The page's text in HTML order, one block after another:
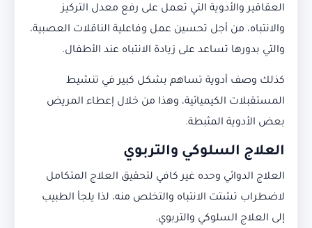
العقاقير والأدوية التي تعمل على رفع معدل التركيز
والانتباه، من أجل تحسين عمل وفاعلية الناقلات العصبية،
والتي بدورها تساعد على زيادة الانتباه عند الأطفال.
كذلك وصف أدوية تساهم بشكل كبير في تنشيط
المستقبلات الكيميائية، وهذا من خلال إعطاء المريض
بعض الأدوية المثبطة.
العلاج السلوكي والتربوي
العلاج الدوائي وحده غير كافي لتحقيق العلاج المتكامل
لاضطراب تشتت الانتباه والتخلص منه، لذا يلجأ الطبيب
إلى العلاج السلوكي والتربوي.